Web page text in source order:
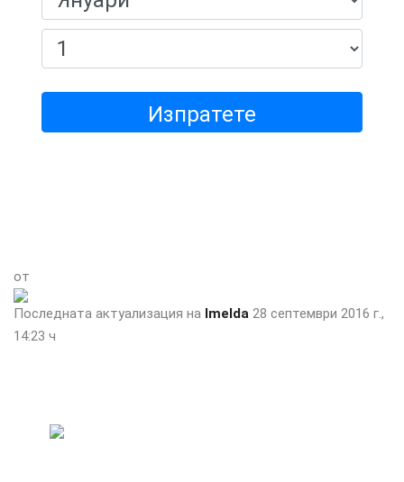
Изпратете
от
Последната актуализация на Imelda 28 септември 2016 г.,
14:23 ч